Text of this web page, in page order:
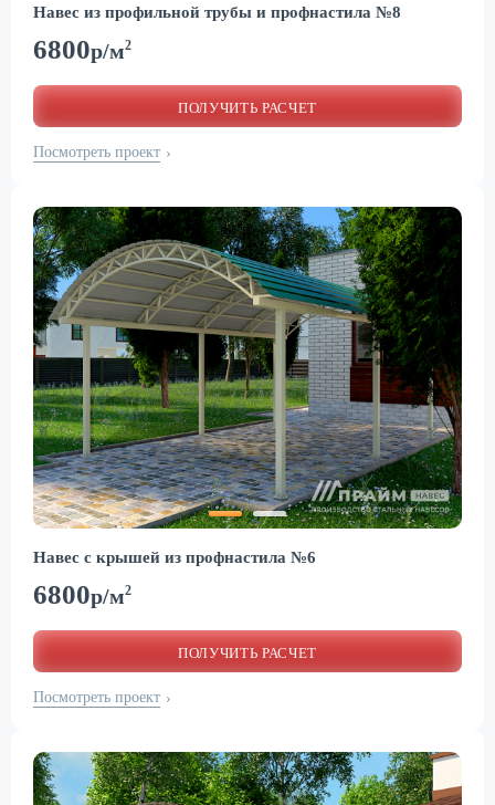
Навес из профильной трубы и профнастила №8
6800р/м2
ПОЛУЧИТЬ РАСЧЕТ
Посмотреть проект ›
Навес с крышей из профнастила №6
6800р/м2
ПОЛУЧИТЬ РАСЧЕТ
Посмотреть проект ›